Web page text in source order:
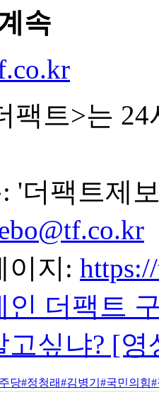
속
팩트>는
'더팩트제
이지:
인 더팩트
고싶냐? [
당#정청래#김병기 #국민의힘